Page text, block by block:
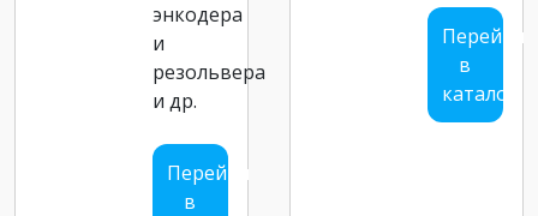
энкодера
и
резольвера
и др.
Перейти
в
Перейти
в
каталог